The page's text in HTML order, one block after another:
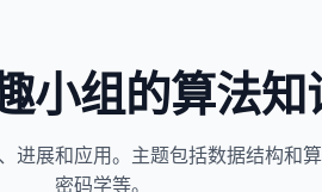
小组的算法
展和应用。主题包括数据结构和
密码学等。